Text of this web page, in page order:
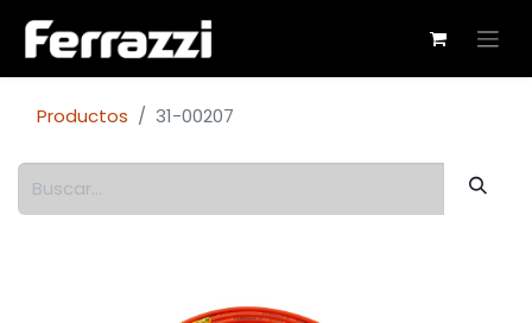
Productos 31-00207